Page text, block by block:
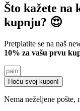
Što kažete na
kupnju? 😍
Pretplatite se na naš
10% za vašu prvu
Hoću svoj kupon!
Nema neželjene